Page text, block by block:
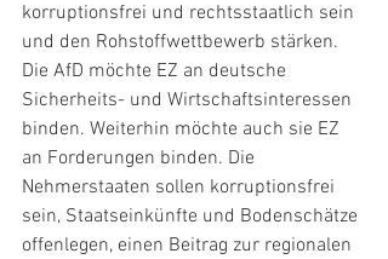
korruptionsfrei und rechtsstaatlich sein
und den Rohstoffwettbewerb stärken.
Die AfD möchte EZ an deutsche
Sicherheits- und Wirtschaftsinteressen
binden. Weiterhin möchte auch sie EZ
an Forderungen binden. Die
Nehmerstaaten sollen korruptionsfrei
sein, Staatseinkünfte und Bodenschätze
offenlegen, einen Beitrag zur regionalen